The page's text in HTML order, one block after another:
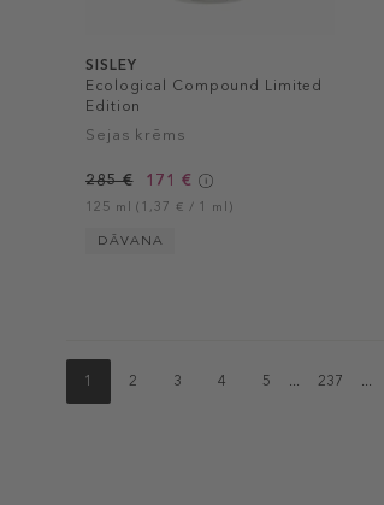
SISLEY
Ecological Compound Limited
Edition
Sejas krēms
285 € 171 €
125 ml (1,37 € / 1 ml)
DĀVANA
1 2 3 4 5 ... 237 ...